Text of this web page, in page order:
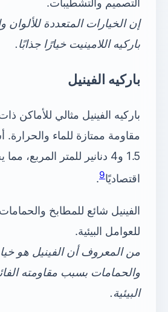
إن الخيارات المتعددة للألوان
باركيه اللامينيت خيارًا جذابًا.
باركيه الفينيل
باركيه الفينيل مثالي للأماكن
مقاومة ممتازة للماء والحرارة.
1.5 و4 دنانير للمتر المربع،
اقتصاديًا9
.
الفينيل شائع للمطابخ
للعوامل البيئية.
من المعروف أن الفينيل هو
والحمامات بسبب مقاومته
البيئية.